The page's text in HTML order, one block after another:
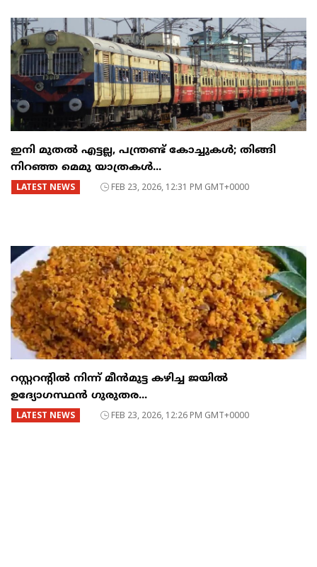
ഇനി മുതൽ എട്ടല്ല, പന്ത്രണ്ട് കോച്ചുകള്‍; തിങ്ങി
നിറഞ്ഞ മെമു യാത്രകൾ...
LATEST NEWS FEB 23, 2026, 12:31 PM GMT+0000
റസ്റ്ററന്റില്‍ നിന്ന് മീന്‍മുട്ട കഴിച്ച ജയില്‍
ഉദ്യോഗസ്ഥന്‍ ഗുരുതര...
LATEST NEWS FEB 23, 2026, 12:26 PM GMT+0000